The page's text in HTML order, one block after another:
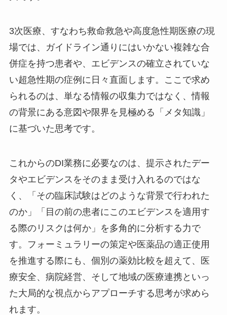
3次医療、すなわち救命救急や高度急性期医療の現
場では、ガイドライン通りにはいかない複雑な合
併症を持つ患者や、エビデンスの確立されていな
い超急性期の症例に日々直面します。ここで求め
られるのは、単なる情報の収集力ではなく、情報
の背景にある意図や限界を見極める「メタ知識」
に基づいた思考です。
これからのDI業務に必要なのは、提示されたデー
タやエビデンスをそのまま受け入れるのではな
く、「その臨床試験はどのような背景で行われた
のか」「目の前の患者にこのエビデンスを適用す
る際のリスクは何か」を多角的に分析する力で
す。フォーミュラリーの策定や医薬品の適正使用
を推進する際にも、個別の薬効比較を超えて、医
療安全、病院経営、そして地域の医療連携といっ
た大局的な視点からアプローチする思考が求めら
れます。